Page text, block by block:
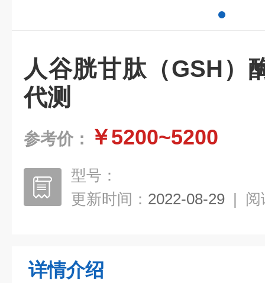
人谷胱甘肽（GSH）
代测
参考价： ￥5200~5200
型号：
更新时间： 2022-08-29 | 阅
详情介绍